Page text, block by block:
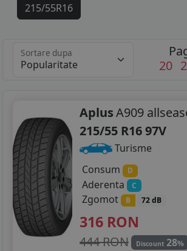
215/55R16
215/65R16
225/55R16
225/75R16
205/40R17
205/45R17
205/50R17
Sortare dupa
20
AplusA909
215/55 R16 97V
Turisme
Consum
D
Aderenta C
Zgomot B 72 dB
316 RON
444 RON Discount 28%